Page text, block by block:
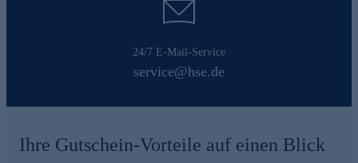
24/7 E-Mail-Service
service@hse.de
Ihre Gutschein-Vorteile auf einen Blick